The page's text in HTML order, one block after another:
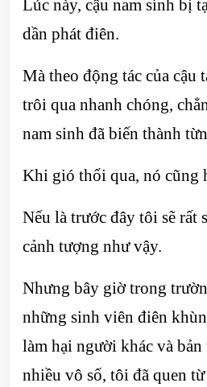
Lúc này, cậu nam sinh bị
dần phát điên.
Mà theo động tác của cậu
trôi qua nhanh chóng,
nam sinh đã biến thành
Khi gió thổi qua, nó cũng
Nếu là trước đây tôi sẽ rất
cảnh tượng như vậy.
Nhưng bây giờ trong
những sinh viên điên
làm hại người khác và
nhiều vô số, tôi đã quen